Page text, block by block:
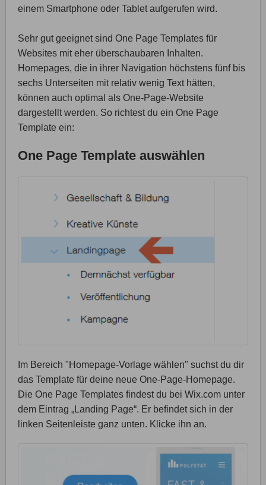
einem Smartphone oder Tablet aufgerufen wird.
Sehr gut geeignet sind One Page Templates für
Websites mit eher überschaubaren Inhalten.
Homepages, die in ihrer Navigation höchstens fünf bis
sechs Unterseiten mit relativ wenig Text hätten,
können auch optimal als One-Page-Website
dargestellt werden. So richtest du ein One Page
Template ein:
One Page Template auswählen
Im Bereich "Homepage-Vorlage wählen" suchst du dir
das Template für deine neue One-Page-Homepage.
Die One Page Templates findest du bei Wix.com unter
dem Eintrag „Landing Page“. Er befindet sich in der
linken Seitenleiste ganz unten. Klicke ihn an.